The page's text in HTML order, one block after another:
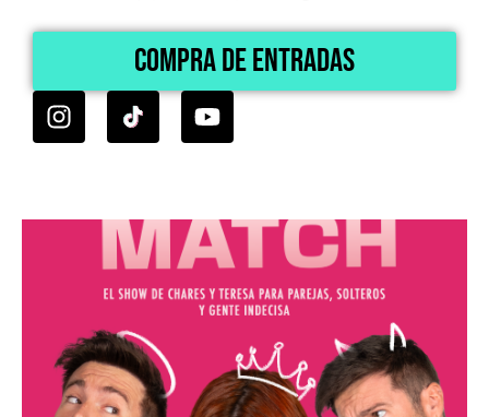
Compra de Entradas